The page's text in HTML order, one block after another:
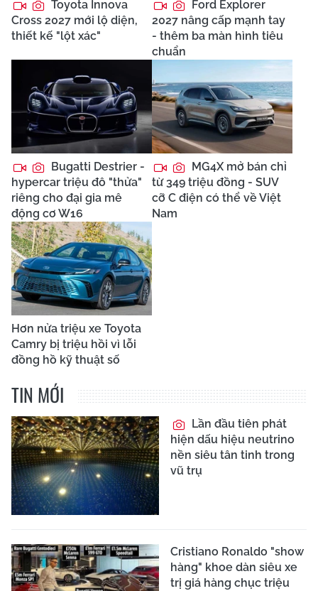
Toyota Innova
Cross 2027 mới lộ diện,
thiết kế "lột xác"
Ford Explorer
2027 nâng cấp mạnh tay
- thêm ba màn hình tiêu
chuẩn
Bugatti Destrier -
hypercar triệu đô "thửa"
riêng cho đại gia mê
động cơ W16
MG4X mở bán chỉ
từ 349 triệu đồng - SUV
cỡ C điện có thể về Việt
Nam
Hơn nửa triệu xe Toyota
Camry bị triệu hồi vì lỗi
đồng hồ kỹ thuật số
TIN MỚI
Lần đầu tiên phát
hiện dấu hiệu neutrino
nền siêu tân tinh trong
vũ trụ
Cristiano Ronaldo "show
hàng" khoe dàn siêu xe
trị giá hàng chục triệu